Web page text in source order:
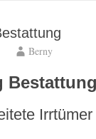
Berny
Bestattung
Irrtümer